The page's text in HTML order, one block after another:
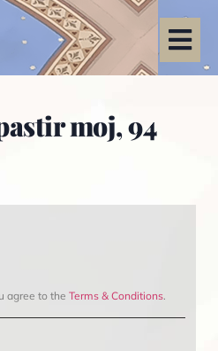
moj, 94
agree to the Terms & Conditions.